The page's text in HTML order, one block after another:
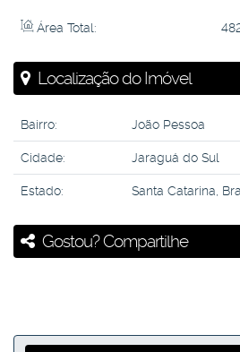
Área Total:
Localização do Imóvel
Bairro: João Pessoa
Cidade: Jaraguá do Sul
Estado: Santa Catarina,
Gostou? Compartilhe